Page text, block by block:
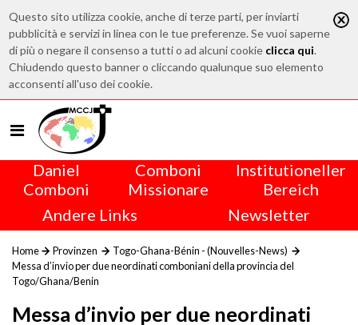
Questo sito utilizza cookie, anche di terze parti, per inviarti
pubblicità e servizi in linea con le tue preferenze. Se vuoi saperne
di più o negare il consenso a tutti o ad alcuni cookie clicca qui.
Chiudendo questo banner o cliccando qualunque suo elemento
acconsenti all'uso dei cookie.
Daniel
Comboni
Comboni
Missionare
Institutioneller
Bereich
Andere Links
Newsletter
Home Provinzen
Togo-Ghana-Bénin - (Nouvelles-News)
Messa d’invio per due neordinati comboniani della provincia del
Togo/Ghana/Benin
Messa d’invio per due neordinati